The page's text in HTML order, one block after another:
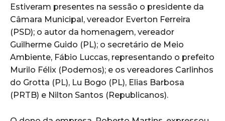
Estiveram presentes na sessão o presidente da
Câmara Municipal, vereador Everton Ferreira
(PSD); o autor da homenagem, vereador
Guilherme Guido (PL); o secretário de Meio
Ambiente, Fábio Luccas, representando o prefeito
Murilo Félix (Podemos); e os vereadores Carlinhos
do Grotta (PL), Lu Bogo (PL), Elias Barbosa
(PRTB) e Nilton Santos (Republicanos).